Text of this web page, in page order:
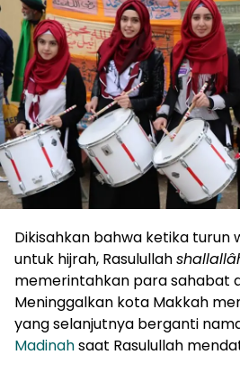
Dikisahkan bahwa ketika turun
untuk hijrah, Rasulullah
memerintahkan para sahabat
Meninggalkan kota Makkah
yang selanjutnya berganti
Madinahsaat Rasulullah